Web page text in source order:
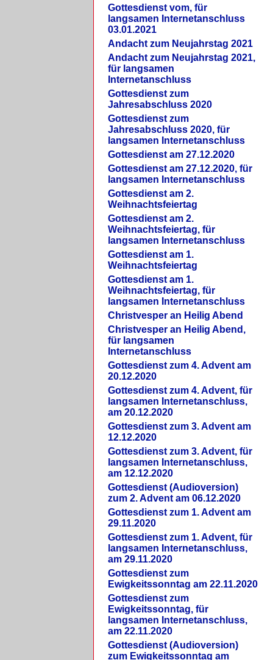
Gottesdienst vom, für
langsamen Internetanschluss
03.01.2021
Andacht zum Neujahrstag 2021
Andacht zum Neujahrstag 2021,
für langsamen
Internetanschluss
Gottesdienst zum
Jahresabschluss 2020
Gottesdienst zum
Jahresabschluss 2020, für
langsamen Internetanschluss
Gottesdienst am 27.12.2020
Gottesdienst am 27.12.2020, für
langsamen Internetanschluss
Gottesdienst am 2.
Weihnachtsfeiertag
Gottesdienst am 2.
Weihnachtsfeiertag, für
langsamen Internetanschluss
Gottesdienst am 1.
Weihnachtsfeiertag
Gottesdienst am 1.
Weihnachtsfeiertag, für
langsamen Internetanschluss
Christvesper an Heilig Abend
Christvesper an Heilig Abend,
für langsamen
Internetanschluss
Gottesdienst zum 4. Advent am
20.12.2020
Gottesdienst zum 4. Advent, für
langsamen Internetanschluss,
am 20.12.2020
Gottesdienst zum 3. Advent am
12.12.2020
Gottesdienst zum 3. Advent, für
langsamen Internetanschluss,
am 12.12.2020
Gottesdienst (Audioversion)
zum 2. Advent am 06.12.2020
Gottesdienst zum 1. Advent am
29.11.2020
Gottesdienst zum 1. Advent, für
langsamen Internetanschluss,
am 29.11.2020
Gottesdienst zum
Ewigkeitssonntag am 22.11.2020
Gottesdienst zum
Ewigkeitssonntag, für
langsamen Internetanschluss,
am 22.11.2020
Gottesdienst (Audioversion)
zum Ewigkeitssonntag am